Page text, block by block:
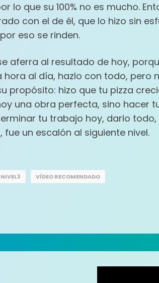
lo que su 100% no es mucho.
con el de él, que lo hizo sin
eso se rinden.
aferra al resultado de hoy,
hora al día, hazlo con todo, pero
propósito: hizo que tu pizza
una obra perfecta, sino hacer
tu trabajo hoy, darlo
un escalón al siguiente nivel.
NIVEL3 VÍDEO RECOMENDADO